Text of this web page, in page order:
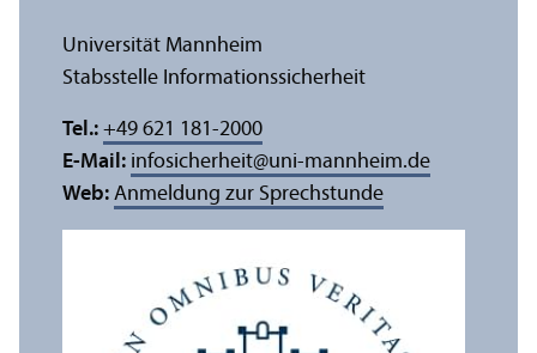
Universität Mannheim
Stabsstelle Informations­sicherheit
Tel.: +49 621 181-2000
E-Mail: infosicherheit@uni-mannheim.de
Web: Anmeldung zur Sprechstunde